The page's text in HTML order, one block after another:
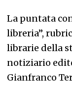
La puntata
libreria”,
librarie della
notiziario
Gianfranco